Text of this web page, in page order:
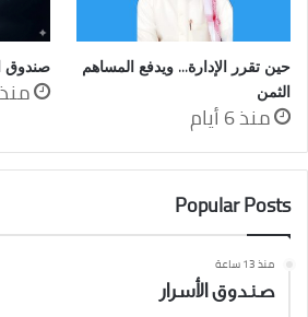
حين تقرر الإدارة… ويدفع المساهم
الثمن
منذ 6 أيام
صندوق
منذ 13 ساعة
Popular Posts
منذ 13 ساعة
صندوق الأسرار